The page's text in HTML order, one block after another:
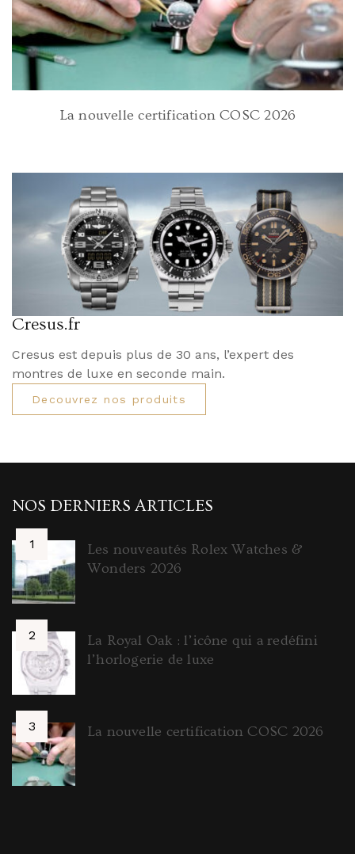
La nouvelle certification COSC 2026
Cresus.fr
Cresus est depuis plus de 30 ans, l’expert des
montres de luxe en seconde main.
Decouvrez nos produits
NOS DERNIERS ARTICLES
Les nouveautés Rolex Watches &
Wonders 2026
La Royal Oak : l’icône qui a redéfini
l’horlogerie de luxe
La nouvelle certification COSC 2026